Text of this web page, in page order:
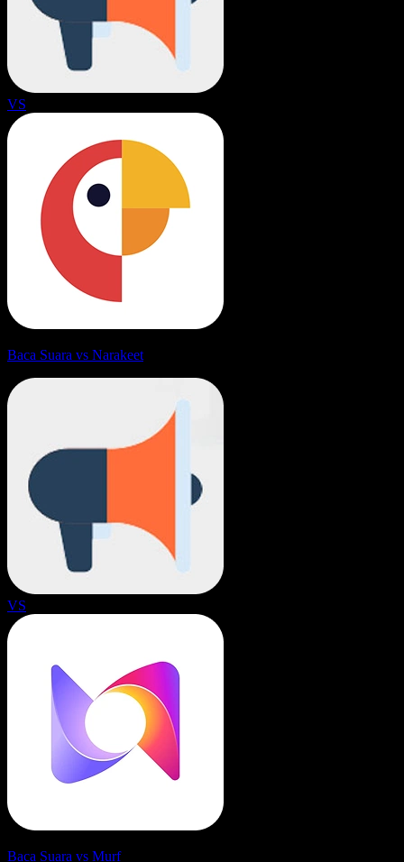
VS
Baca Suara vs Narakeet
VS
Baca Suara vs Murf